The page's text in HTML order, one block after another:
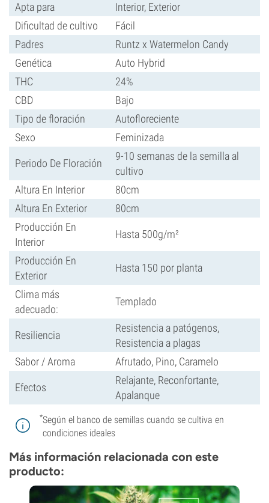
Apta para
Interior, Exterior
Dificultad de cultivo
Fácil
Padres
Runtz x Watermelon Candy
Genética
Auto Hybrid
THC
24%
CBD
Bajo
Tipo de floración
Autofloreciente
Sexo
Feminizada
Periodo De Floración
9-10 semanas de la semilla al
cultivo
Altura En Interior
80cm
Altura En Exterior
80cm
Producción En
Interior
Hasta 500g/m²
Producción En
Exterior
Hasta 150 por planta
Clima más
adecuado:
Templado
Resiliencia
Resistencia a patógenos,
Resistencia a plagas
Sabor / Aroma
Afrutado, Pino, Caramelo
Efectos
Relajante, Reconfortante,
Apalanque
*Según el banco de semillas cuando se cultiva en
condiciones ideales
Más información relacionada con este
producto: